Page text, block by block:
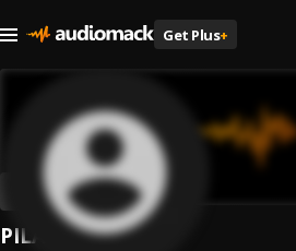
Get Plus+
PILAT